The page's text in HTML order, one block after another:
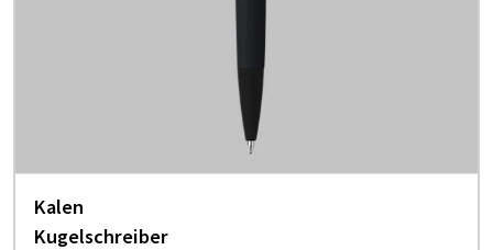
Kalen
Kugelschreiber